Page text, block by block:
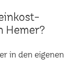
Hemer?
in den eigenen